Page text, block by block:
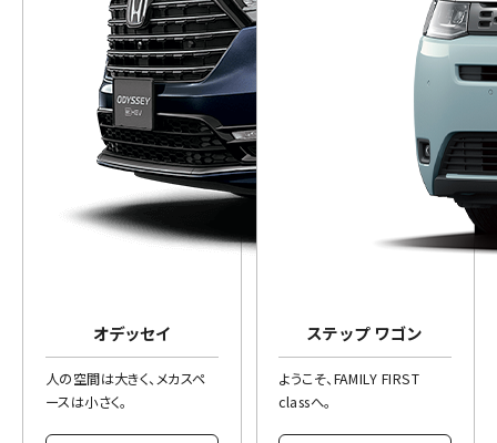
オデッセイ
人の空間は大きく、メカスペ
ースは小さく。
ステップ ワゴン
ようこそ、FAMILY FIRST
classへ。